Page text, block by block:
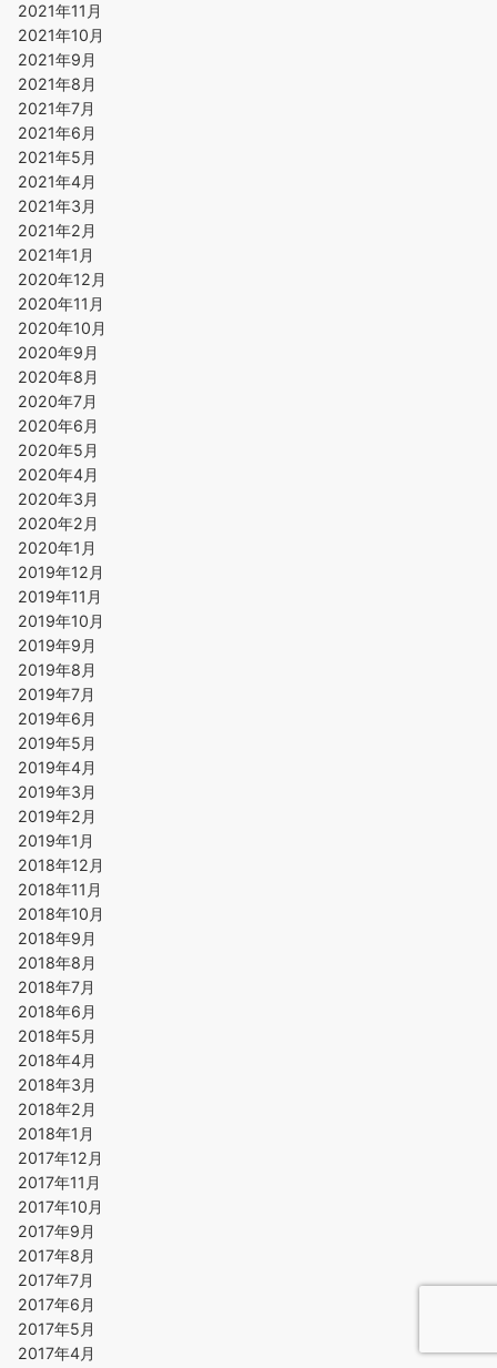
2021年11月
2021年10月
2021年9月
2021年8月
2021年7月
2021年6月
2021年5月
2021年4月
2021年3月
2021年2月
2021年1月
2020年12月
2020年11月
2020年10月
2020年9月
2020年8月
2020年7月
2020年6月
2020年5月
2020年4月
2020年3月
2020年2月
2020年1月
2019年12月
2019年11月
2019年10月
2019年9月
2019年8月
2019年7月
2019年6月
2019年5月
2019年4月
2019年3月
2019年2月
2019年1月
2018年12月
2018年11月
2018年10月
2018年9月
2018年8月
2018年7月
2018年6月
2018年5月
2018年4月
2018年3月
2018年2月
2018年1月
2017年12月
2017年11月
2017年10月
2017年9月
2017年8月
2017年7月
2017年6月
2017年5月
2017年4月